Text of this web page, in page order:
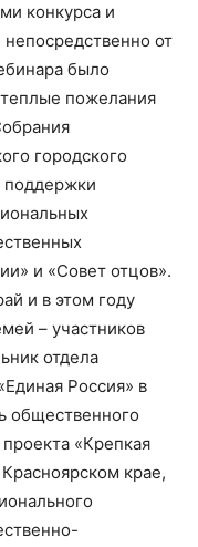
конкурса и
от
было
пожелания
городского
поддержки
и «Совет отцов».
и в этом году
– участников
отдела
Россия» в
общественного
«Крепкая
крае,